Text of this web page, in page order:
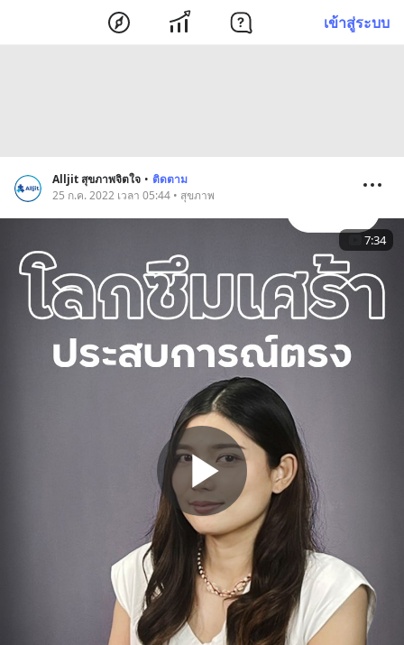
เข้าสู่ระบบ
Alljit สุขภาพจิตใจ • ติดตาม
25 ก.ค. 2022 เวลา 05:44 • สุขภาพ
7:34